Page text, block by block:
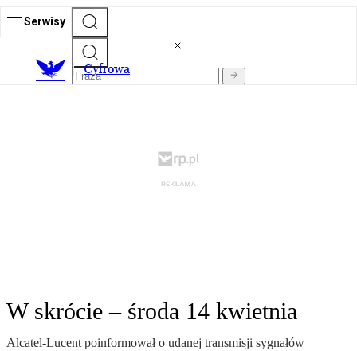
Serwisy
Cyfrowa
W skrócie – środa 14 kwietnia
Alcatel-Lucent poinformował o udanej transmisji sygnałów